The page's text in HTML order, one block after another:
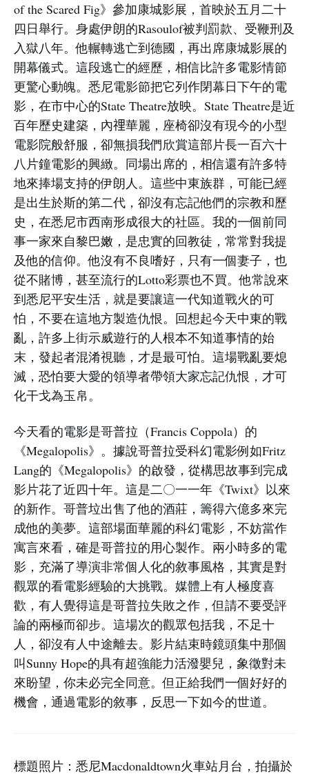
of the Scared Fig》參加康城影展，首映於五月二十
四日舉行。身處伊朗的Rasoulof被判罰款、受鞭刑及
入獄八年。他輾轉逃亡到德國，再出席康城影展的
開幕儀式。這段逃亡的經歷，相信比許多電影情節
更驚心動魄。悉尼電影節把它列作閉幕日下午的電
影，在市中心的State Theatre放映。State Theatre是近
百年歷史建築，內𥚃華麗，座椅卻沒有現今的小型
電影院般舒服，卻無損我們欣賞這部片長一百六十
八片鐘電影的興緻。同場出席的，相信還有許多特
地來捧場支持的伊朗人。這些中東族群，可能已經
是出生於斯的第二代，卻沒有忘記他們的宗教和歷
史，在悉尼市西南形成很大的社區。我的一個前同
事一家來自黎巴嫩，是忠實的回教徒，常常對我提
及他的信仰。他沒有不良嗜好，只有一個妻子，也
從不賭博，甚至流行的Lotto彩票也不買。他常說來
到悉尼平安生活，就是要讓這一代知道戰火的可
怕，不要在這地方製造仇恨。回想起今天中東的戰
亂，許多上街示威遊行的人根本不知道事情的始
末，發起者混淆視聽，才是最可怕。這場戰亂要熄
滅，恐怕要大愛的領導者帶領大家忘記仇恨，才可
化干戈為玉帛。
今天看的電影是哥普拉（Francis Coppola）的
《Megalopolis》。據說哥普拉受科幻電影例如Fritz
Lang的《Megalopolis》的啟發，從構思故事到完成
影片花了近四十年。這是二〇一一年《Twixt》以來
的新作。哥普垃出售了他的酒莊，籌得六億多來完
成他的美夢。這部場面華麗的科幻電影，不妨當作
寓言來看，確是哥普拉的用心製作。兩小時多的電
影，充滿了導演非常個人化的敘事風格，其實是對
觀眾的看電影經驗的大挑戰。媒體上有人極度喜
歡，有人覺得這是哥普拉失敗之作，但請不要受評
論的兩極而卻步。這場次的觀眾包括我，不足十
人，卻沒有人中途離去。影片結束時鏡頭集中那個
叫Sunny Hope的具有超強能力活潑嬰兒，象徵對未
來盼望，你未必完全同意。但正給我們一個好好的
機會，通過電影的敘事，反思一下如今的世道。
標題照片：悉尼Macdonaldtown火車站月台，拍攝於